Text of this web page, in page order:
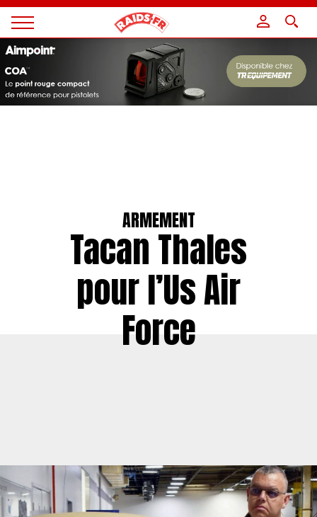
Magazine
Raids
ARMEMENT
Tacan Thales
pour l’Us Air
Force
Panneau de gestion des cookies